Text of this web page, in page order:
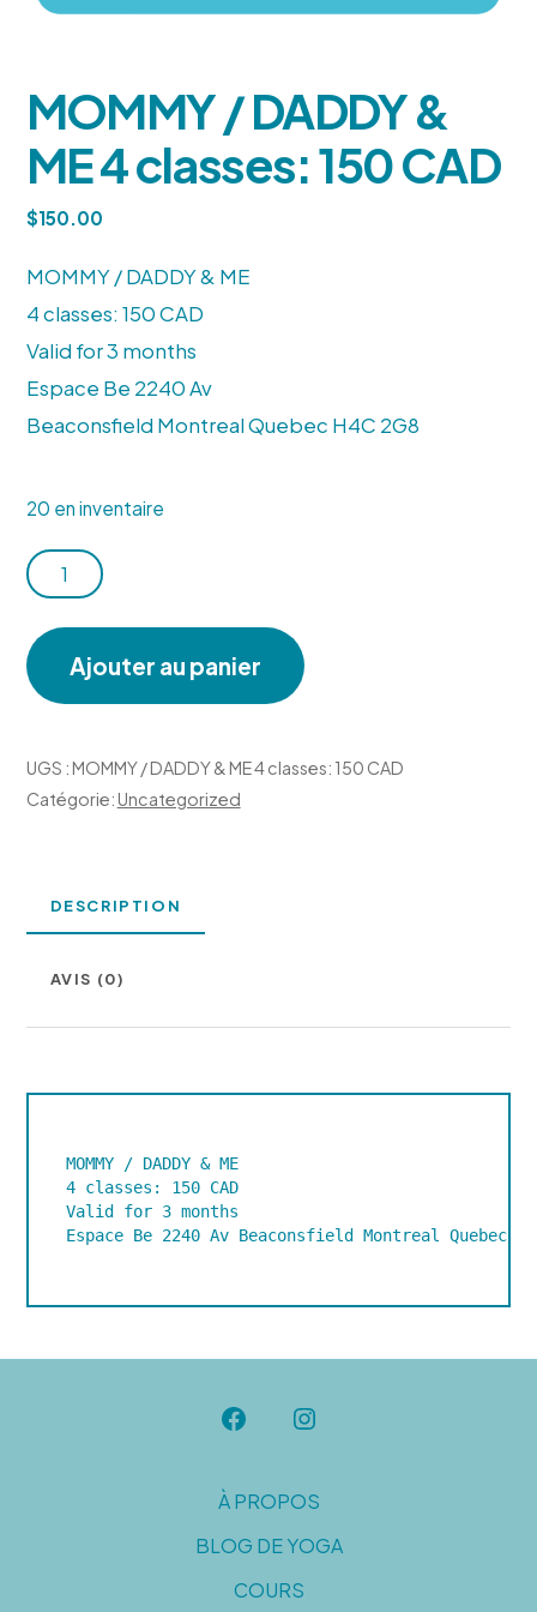
MOMMY / DADDY &
ME 4 classes: 150 CAD
$150.00
MOMMY / DADDY & ME
4 classes: 150 CAD
Valid for 3 months
Espace Be 2240 Av
Beaconsfield Montreal Quebec H4C 2G8
20 en inventaire
quantité
de
MOMMY
/
DADDY
ME
4
CAD
Ajouter au panier
UGS : MOMMY / DADDY & ME 4 classes: 150 CAD
Catégorie: Uncategorized
DESCRIPTION
AVIS (0)
MOMMY / DADDY & ME
4 classes: 150 CAD
Valid for 3 months
Espace Be 2240 Av Beaconsfield Montreal Quebec
Open
in
a
new
Open
in
a
new
À PROPOS
BLOG DE YOGA
COURS